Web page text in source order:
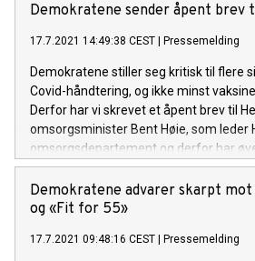
Demokratene sender åpent brev
17.7.2021 14:49:38 CEST | Pressemelding
Demokratene stiller seg kritisk til flere
Covid-håndtering, og ikke minst
Derfor har vi skrevet et åpent brev til
omsorgsminister Bent Høie, som leder
omsorgsdepartement og derfor har
vaksineprogrammet og hva det
Vi ønsker svar på noen viktige
helseministeren kommer med klare
Demokratene advarer skarpt
og «Fit for 55»
17.7.2021 09:48:16 CEST | Pressemelding